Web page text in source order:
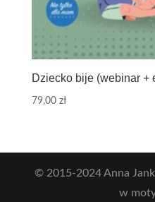
Dziecko bije (webinar +
79,00 zł
© 2015-2024 Anna
w